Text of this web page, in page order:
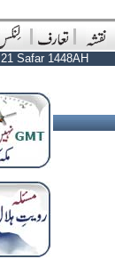
21 Safar 1448AH